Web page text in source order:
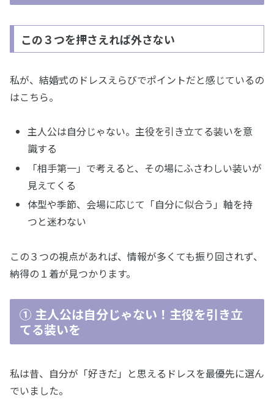
この３つを押さえれば外さない
私が、結婚式のドレスえらびでポイントだと感じているの
はこちら。
主人公は自分じゃない。主役を引き立てる装いを意
識する
「相手第一」で考えると、その場にふさわしい装いが
見えてくる
体型や季節、会場に応じて「自分に似合う」軸を持
つと迷わない
この３つの視点があれば、情報が多くても振り回されず、
納得の１着が見つかります。
① 主人公は自分じゃない！主役を引き立
てる装いを
私は昔、自分が「好きだ」と思えるドレスを最優先に選ん
でいました。